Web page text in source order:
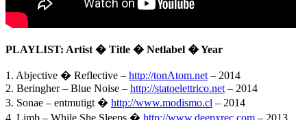
PLAYLIST: Artist � Title � Netlabel � Year
1. Abjective � Reflective – http://tonAtom.net – 2014
2. Beringher – Blue Noise – http://statoelettrico.net – 2014
3. Sonae – entmutigt � http://www.modismo.cl – 2014
4. Limb – While She Sleeps � http://www.deepxrec.com – 2013